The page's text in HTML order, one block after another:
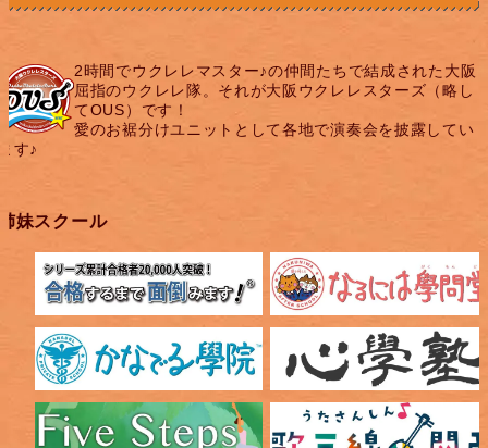
2時間でウクレレマスター♪の仲間たちで結成された大阪
屈指のウクレレ隊。それが大阪ウクレレスターズ（略し
てOUS）です！
愛のお裾分けユニットとして各地で演奏会を披露してい
す♪
妹スクール